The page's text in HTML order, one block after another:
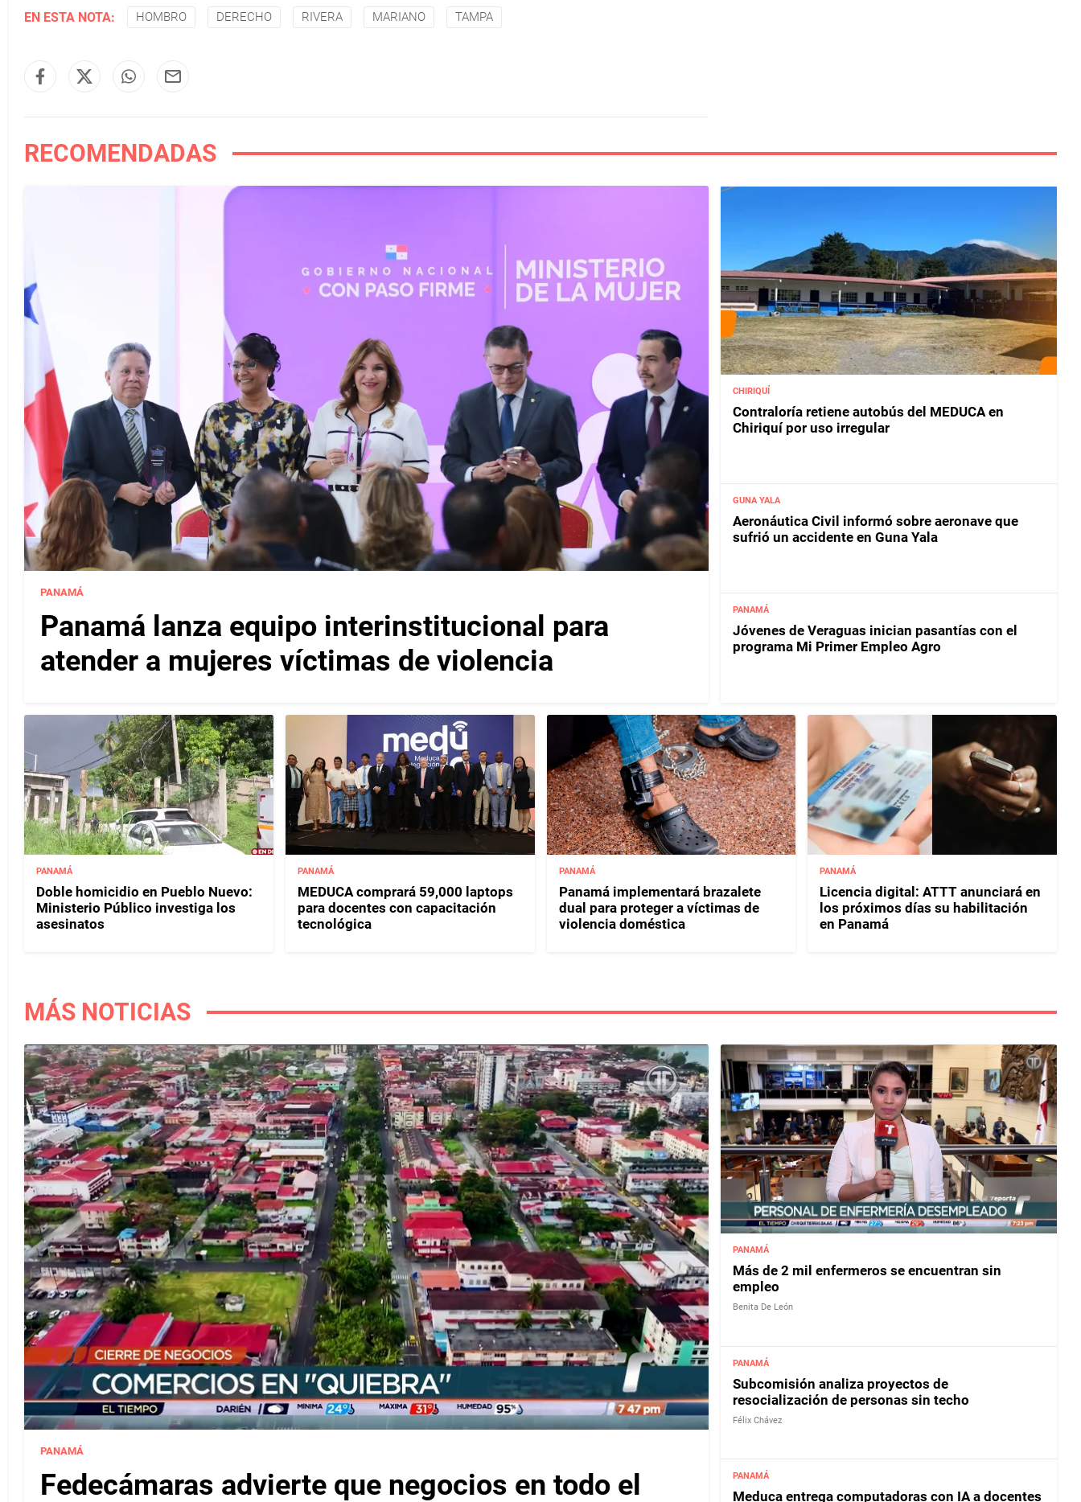
EN ESTA NOTA: HOMBRO DERECHO RIVERA MARIANO TAMPA
RECOMENDADAS
PANAMÁ
Panamá lanza equipo interinstitucional para
atender a mujeres víctimas de violencia
CHIRIQUÍ
Contraloría retiene autobús del MEDUCA en
Chiriquí por uso irregular
GUNA YALA
Aeronáutica Civil informó sobre aeronave que
sufrió un accidente en Guna Yala
PANAMÁ
Jóvenes de Veraguas inician pasantías con el
programa Mi Primer Empleo Agro
PANAMÁ
Doble homicidio en Pueblo Nuevo:
Ministerio Público investiga los
asesinatos
PANAMÁ
MEDUCA comprará 59,000 laptops
para docentes con capacitación
tecnológica
PANAMÁ
Panamá implementará brazalete
dual para proteger a víctimas de
violencia doméstica
PANAMÁ
Licencia digital: ATTT anunciará en
los próximos días su habilitación
en Panamá
MÁS NOTICIAS
PANAMÁ
Fedecámaras advierte que negocios en todo el
PANAMÁ
Más de 2 mil enfermeros se encuentran sin
empleo
Benita De León
PANAMÁ
Subcomisión analiza proyectos de
resocialización de personas sin techo
Félix Chávez
PANAMÁ
Meduca entrega computadoras con IA a docentes